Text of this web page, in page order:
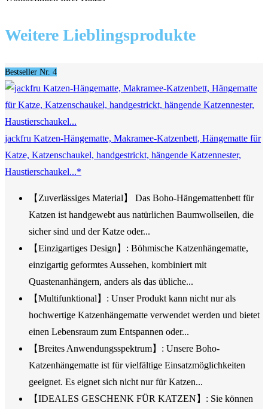
Weitere Lieblingsprodukte
Bestseller Nr. 4
jackfru Katzen-Hängematte, Makramee-Katzenbett, Hängematte für
Katze, Katzenschaukel, handgestrickt, hängende Katzennester,
Haustierschaukel...*
【Zuverlässiges Material】 Das Boho-Hängemattenbett für
Katzen ist handgewebt aus natürlichen Baumwollseilen, die
sicher sind und der Katze oder...
【Einzigartiges Design】: Böhmische Katzenhängematte,
einzigartig geformtes Aussehen, kombiniert mit
Quastenanhängern, anders als das übliche...
【Multifunktional】: Unser Produkt kann nicht nur als
hochwertige Katzenhängematte verwendet werden und bietet
einen Lebensraum zum Entspannen oder...
【Breites Anwendungsspektrum】: Unsere Boho-
Katzenhängematte ist für vielfältige Einsatzmöglichkeiten
geeignet. Es eignet sich nicht nur für Katzen...
【IDEALES GESCHENK FÜR KATZEN】: Sie können